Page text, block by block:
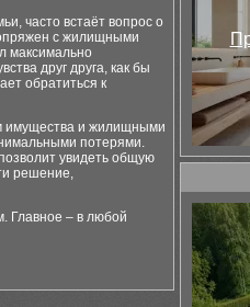
часто встаёт вопрос о
с жилищными
максимально
друг друга, как бы
обратиться к
имущества и жилищными
потерями.
увидеть общую
решение,
Главное – в любой